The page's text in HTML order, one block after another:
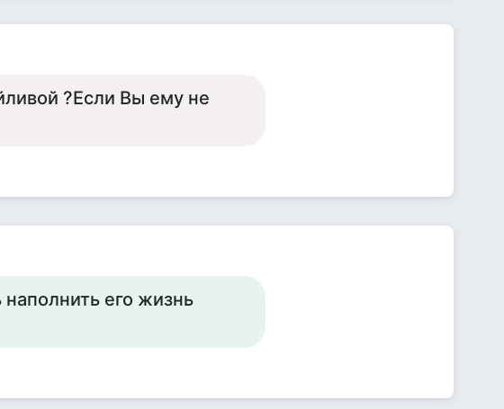
?Если Вы ему не
наполнить его жизнь